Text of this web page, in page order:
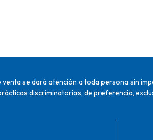
se dará atención a toda persona sin
discriminatorias, de preferencia,